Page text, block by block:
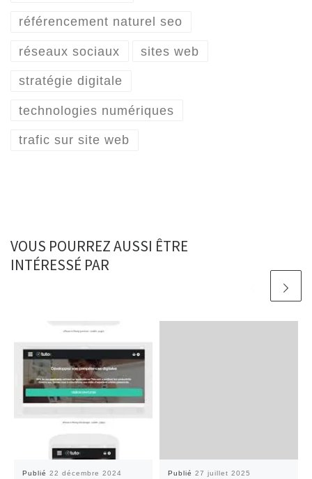
référencement naturel seo
réseaux sociaux sites web
stratégie digitale
technologies numériques
trafic sur site web
VOUS POURREZ AUSSI ÊTRE
INTÉRESSÉ PAR
Publié 22 décembre 2024 Publié 27 juillet 2025